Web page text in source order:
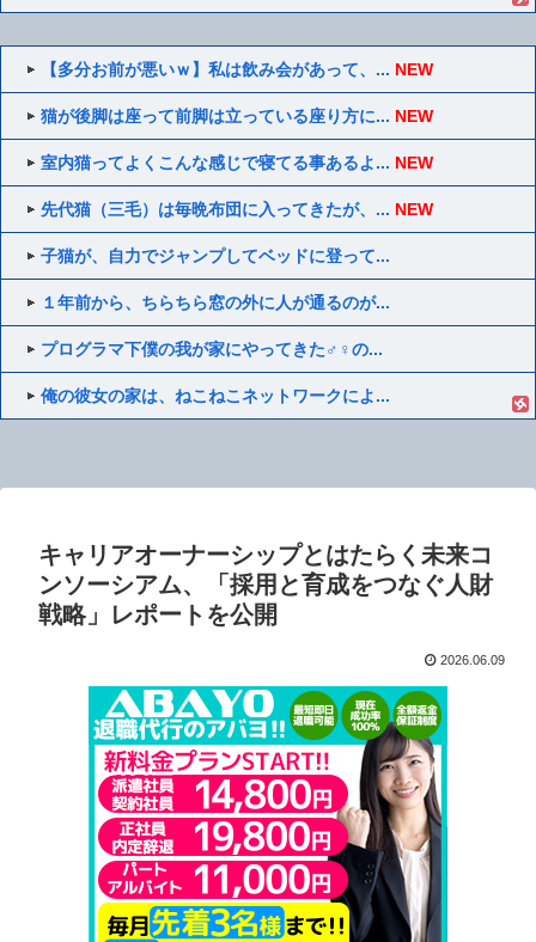
【多分お前が悪いｗ】私は飲み会があって、... NEW
猫が後脚は座って前脚は立っている座り方に... NEW
室内猫ってよくこんな感じで寝てる事あるよ... NEW
先代猫（三毛）は毎晩布団に入ってきたが、... NEW
子猫が、自力でジャンプしてベッドに登って...
１年前から、ちらちら窓の外に人が通るのが...
プログラマ下僕の我が家にやってきた♂♀の...
俺の彼女の家は、ねこねこネットワークによ...
キャリアオーナーシップとはたらく未来コ
ンソーシアム、「採用と育成をつなぐ人財
戦略」レポートを公開
2026.06.09